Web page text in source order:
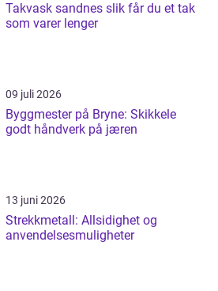
Takvask sandnes slik får du et tak
som varer lenger
09 juli 2026
Byggmester på Bryne: Skikkele
godt håndverk på jæren
13 juni 2026
Strekkmetall: Allsidighet og
anvendelsesmuligheter